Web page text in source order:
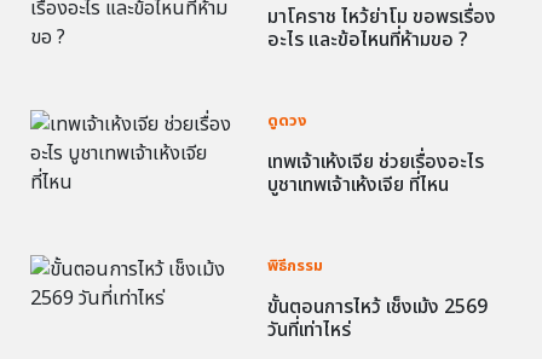
มาโคราช ไหว้ย่าโม ขอพรเรื่อง
อะไร และข้อไหนที่ห้ามขอ ?
ดูดวง
เทพเจ้าเห้งเจีย ช่วยเรื่องอะไร
บูชาเทพเจ้าเห้งเจีย ที่ไหน
พิธีกรรม
ขั้นตอนการไหว้ เช็งเม้ง 2569
วันที่เท่าไหร่